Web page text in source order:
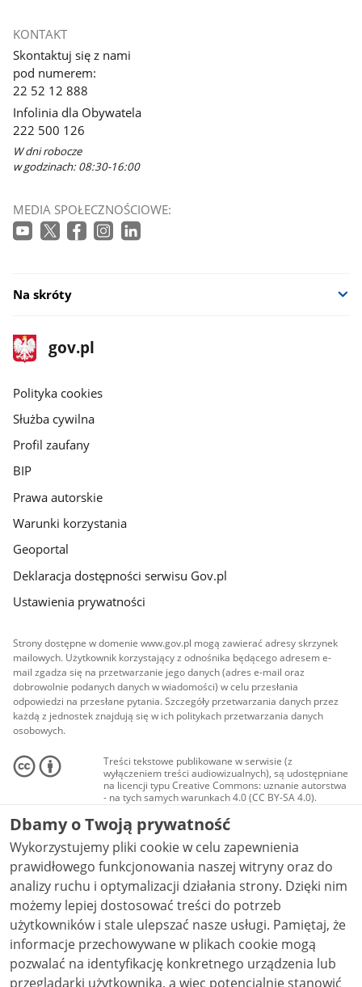
KONTAKT
Skontaktuj się z nami
pod numerem:
22 52 12 888
Infolinia dla Obywatela
222 500 126
W dni robocze
w godzinach: 08:30-16:00
MEDIA SPOŁECZNOŚCIOWE:
Na skróty
stopka
gov.pl
Strona
gov.pl
gov.pl
Polityka cookies
Służba cywilna
Profil zaufany
BIP
Prawa autorskie
Warunki korzystania
Geoportal
Deklaracja dostępności serwisu Gov.pl
Ustawienia prywatności
Strony dostępne w domenie www.gov.pl mogą zawierać adresy skrzynek
mailowych. Użytkownik korzystający z odnośnika będącego adresem e-
mail zgadza się na przetwarzanie jego danych (adres e-mail oraz
dobrowolnie podanych danych w wiadomości) w celu przesłania
odpowiedzi na przesłane pytania. Szczegóły przetwarzania danych przez
każdą z jednostek znajdują się w ich politykach przetwarzania danych
osobowych.
Treści tekstowe publikowane w serwisie (z
wyłączeniem treści audiowizualnych), są udostępniane
na licencji typu Creative Commons: uznanie autorstwa
- na tych samych warunkach 4.0 (CC BY-SA 4.0).
Materiały audiowizualne, w tym zdjęcia, materiały
audio i wideo, są udostępniane na licencji typu
Creative Commons: uznanie autorstwa użycie
niekomercyjne - bez utworów zależnych 4.0 (CC BY-
NC-ND 4.0), o ile nie jest to stwierdzone inaczej.
Dbamy o Twoją prywatność
Wykorzystujemy pliki cookie w celu zapewnienia
prawidłowego funkcjonowania naszej witryny oraz do
analizy ruchu i optymalizacji działania strony. Dzięki nim
możemy lepiej dostosować treści do potrzeb
użytkowników i stale ulepszać nasze usługi. Pamiętaj, że
informacje przechowywane w plikach cookie mogą
pozwalać na identyfikację konkretnego urządzenia lub
przeglądarki użytkownika, a więc potencjalnie stanowić